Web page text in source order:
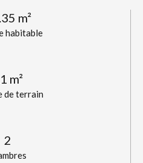
habitable
m²
de terrain
m²
2